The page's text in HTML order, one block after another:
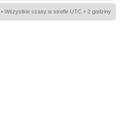
• Wszystkie czasy w strefie UTC + 2 godziny